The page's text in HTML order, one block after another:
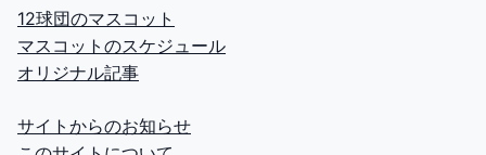
12球団のマスコット
マスコットのスケジュール
オリジナル記事
サイトからのお知らせ